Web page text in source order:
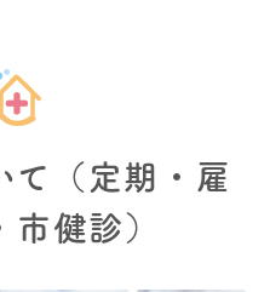
て（定期・雇
市健診）